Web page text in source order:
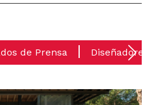
de Prensa Diseñadores